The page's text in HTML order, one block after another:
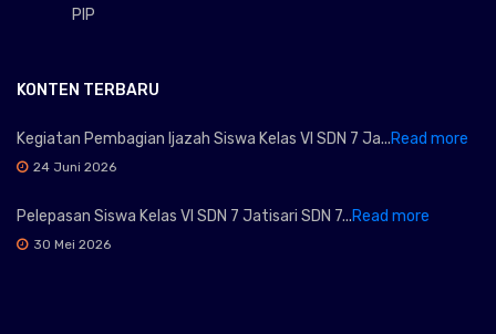
PIP
KONTEN TERBARU
Kegiatan Pembagian Ijazah Siswa Kelas VI SDN 7 Ja...Read more
24 Juni 2026
Pelepasan Siswa Kelas VI SDN 7 Jatisari SDN 7...Read more
30 Mei 2026